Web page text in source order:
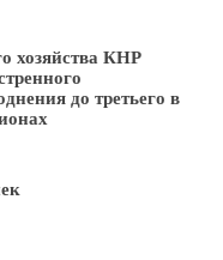
хозяйства КНР
до третьего в